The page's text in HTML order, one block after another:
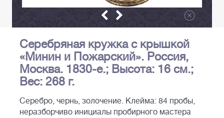
Серебряная кружка с крышкой
«Минин и Пожарский». Россия,
Москва. 1830-е.; Высота: 16 см.;
Вес: 268 г.
Серебро, чернь, золочение. Клейма: 84 пробы,
неразборчиво инициалы пробирного мастера